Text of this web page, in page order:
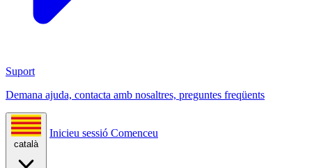
Suport
Demana ajuda, contacta amb nosaltres, preguntes freqüents
català
Inicieu sessió Comenceu